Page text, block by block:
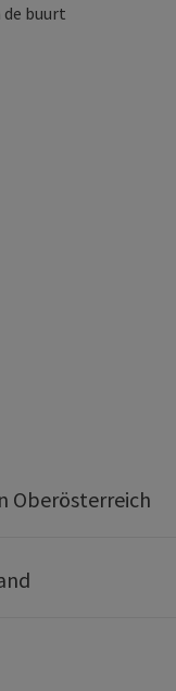
de buurt
Oberösterreich